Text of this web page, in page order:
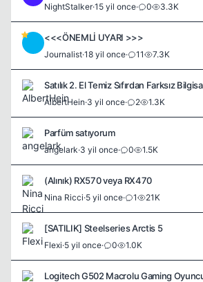
NightStalker·15 yil once· 0 3.3K
<<<ÖNEMLİ UYARI >>>
Journalist·18 yil once· 11 7.3K
Satılık 2. El Temiz Sıfırdan Farksız
AlbertHein·3 yil once· 2 1.3K
Parfüm satıyorum
angelark·3 yil once· 0 1.5K
(Alınık) RX570 veya RX470
Nina Ricci·5 yil once· 1 21K
[SATILIK] Steelseries Arctis 5
Flexi·5 yil once· 0 1.0K
Logitech G502 Macrolu Gaming